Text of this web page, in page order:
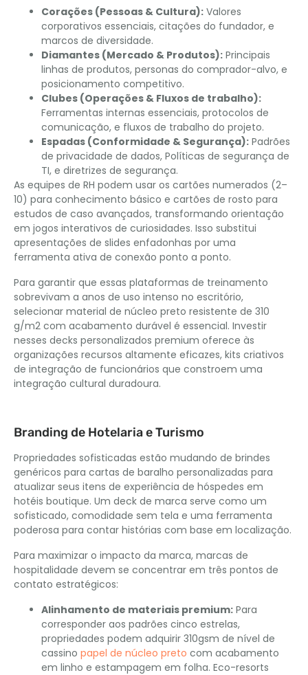
Corações (Pessoas & Cultura): Valores
corporativos essenciais, citações do fundador, e
marcos de diversidade.
Diamantes (Mercado & Produtos): Principais
linhas de produtos, personas do comprador-alvo, e
posicionamento competitivo.
Clubes (Operações & Fluxos de trabalho):
Ferramentas internas essenciais, protocolos de
comunicação, e fluxos de trabalho do projeto.
Espadas (Conformidade & Segurança): Padrões
de privacidade de dados, Políticas de segurança de
TI, e diretrizes de segurança.
As equipes de RH podem usar os cartões numerados (2–
10) para conhecimento básico e cartões de rosto para
estudos de caso avançados, transformando orientação
em jogos interativos de curiosidades. Isso substitui
apresentações de slides enfadonhas por uma
ferramenta ativa de conexão ponto a ponto.
Para garantir que essas plataformas de treinamento
sobrevivam a anos de uso intenso no escritório,
selecionar material de núcleo preto resistente de 310
g/m2 com acabamento durável é essencial. Investir
nesses decks personalizados premium oferece às
organizações recursos altamente eficazes, kits criativos
de integração de funcionários que constroem uma
integração cultural duradoura.
Branding de Hotelaria e Turismo
Propriedades sofisticadas estão mudando de brindes
genéricos para cartas de baralho personalizadas para
atualizar seus itens de experiência de hóspedes em
hotéis boutique. Um deck de marca serve como um
sofisticado, comodidade sem tela e uma ferramenta
poderosa para contar histórias com base em localização.
Para maximizar o impacto da marca, marcas de
hospitalidade devem se concentrar em três pontos de
contato estratégicos:
Alinhamento de materiais premium: Para
corresponder aos padrões cinco estrelas,
propriedades podem adquirir 310gsm de nível de
cassino papel de núcleo preto com acabamento
em linho e estampagem em folha. Eco-resorts